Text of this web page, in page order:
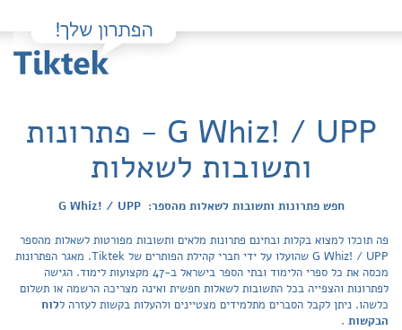
G Whiz! / UPP - פתרונות
ותשובות לשאלות
חפש פתרונות ותשובות לשאלות מהספר: G Whiz! / UPP
פה תוכלו למצוא בקלות ובחינם פתרונות מלאים ותשובות מפורטות לשאלות מהספר
G Whiz! / UPP שהועלו על ידי חברי קהילת הפותרים של Tiktek. מאגר הפתרונות
מכסה את כל ספרי הלימוד ובתי הספר בישראל ב-47 מקצועות לימוד. הגישה
לפתרונות והצפייה בכל התשובות לשאלות חפשית ואינה מצריכה הרשמה או תשלום
כלשהו. ניתן לקבל הסברים מתלמידים מצטיינים ולהעלות בקשות לעזרה ללוח
הבקשות .